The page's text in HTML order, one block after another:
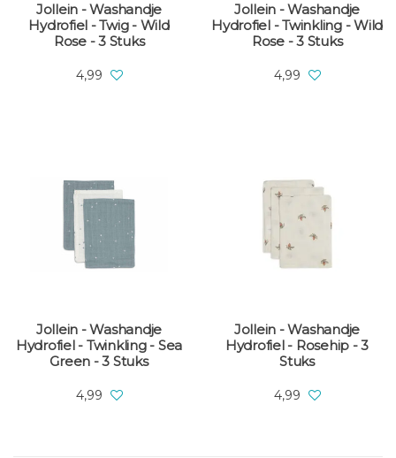
Jollein - Washandje
Hydrofiel - Twig - Wild
Rose - 3 Stuks
4,99
Jollein - Washandje
Hydrofiel - Twinkling - Wild
Rose - 3 Stuks
4,99
Jollein - Washandje
Hydrofiel - Twinkling - Sea
Green - 3 Stuks
4,99
Jollein - Washandje
Hydrofiel - Rosehip - 3
Stuks
4,99